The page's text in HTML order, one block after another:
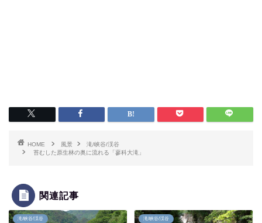
HOME 風景
滝/峡谷/渓谷
苔むした原生林の奥に流れる「蓼科大滝」
関連記事
滝/峡谷/渓谷 滝/峡谷/渓谷